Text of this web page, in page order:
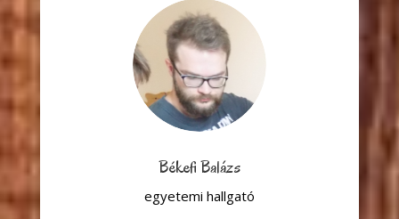
Békefi Balázs
egyetemi hallgató